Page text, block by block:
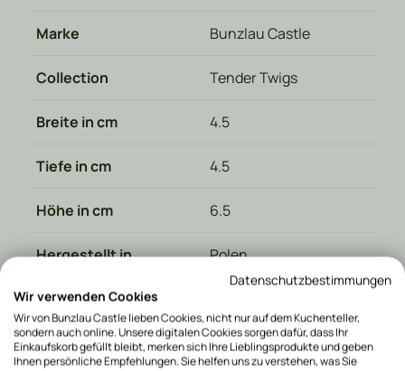
Marke Bunzlau Castle
Collection Tender Twigs
Breite in cm 4.5
Tiefe in cm 4.5
Höhe in cm 6.5
Hergestellt in Polen
Materialart
Mikrowellenbeständig Ja
Datenschutzbestimmungen
Wir verwenden Cookies
Wir von Bunzlau Castle lieben Cookies, nicht nur auf dem Kuchenteller,
sondern auch online. Unsere digitalen Cookies sorgen dafür, dass Ihr
Einkaufskorb gefüllt bleibt, merken sich Ihre Lieblingsprodukte und geben
Ihnen persönliche Empfehlungen. Sie helfen uns zu verstehen, was Sie